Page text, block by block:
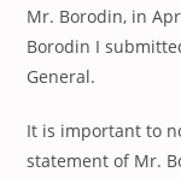
Mr. Borodin, in
Borodin I
General.
It is important to
statement of Mr.